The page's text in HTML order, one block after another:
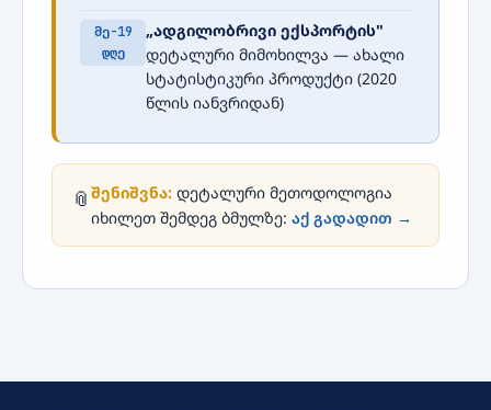
მე-19
დღე
„ადგილობრივი ექსპორტის"
დეტალური მიმოხილვა — ახალი
სტატისტიკური პროდუქტი (2020
წლის იანვრიდან)
📎 შენიშვნა: დეტალური მეთოდოლოგია
იხილეთ შემდეგ ბმულზე: აქ გადადით →